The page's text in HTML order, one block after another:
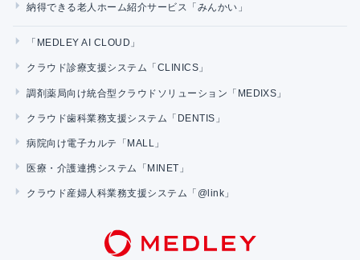
納得できる老人ホーム紹介サービス「みんかい」
「MEDLEY AI CLOUD」
クラウド診療支援システム「CLINICS」
調剤薬局向け統合型クラウドソリューション「MEDIXS」
クラウド歯科業務支援システム「DENTIS」
病院向け電子カルテ「MALL」
医療・介護連携システム「MINET」
クラウド産婦人科業務支援システム「@link」